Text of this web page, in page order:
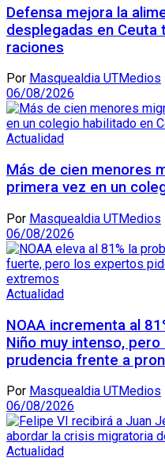
Defensa mejora la
desplegadas en
raciones
Por Masquealdia UTMedios
06/08/2026
Actualidad
Más de cien menores
primera vez en un
Por Masquealdia UTMedios
06/08/2026
Actualidad
NOAA incrementa al
Niño muy intenso,
prudencia frente a
Por Masquealdia UTMedios
06/08/2026
Actualidad